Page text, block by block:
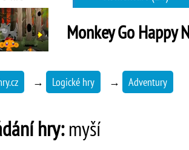
Monkey Go Happy
→ Logické hry → Adventury
hry:myší